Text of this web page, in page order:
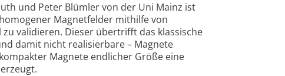
und Peter Blümler von der Uni Mainz ist
Magnetfelder mithilfe von
validieren. Dieser übertrifft das klassische
damit nicht realisierbare – Magnete
Magnete endlicher Größe eine